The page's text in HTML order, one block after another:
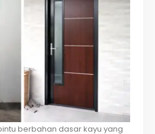
berbahan dasar kayu yang